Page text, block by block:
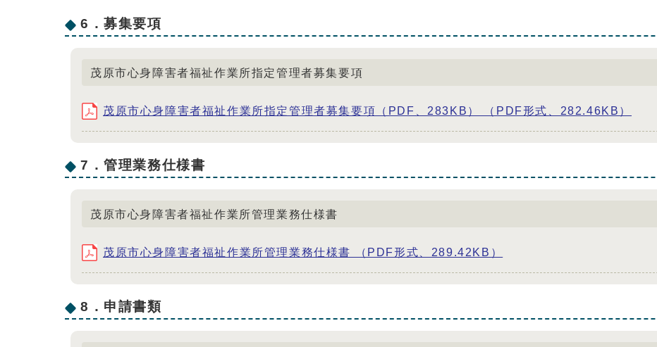
6．募集要項
茂原市心身障害者福祉作業所指定管理者募集要項
茂原市心身障害者福祉作業所指定管理者募集要項（PDF、283KB） （PDF形式、282.46KB）
7．管理業務仕様書
茂原市心身障害者福祉作業所管理業務仕様書
茂原市心身障害者福祉作業所管理業務仕様書 （PDF形式、289.42KB）
8．申請書類